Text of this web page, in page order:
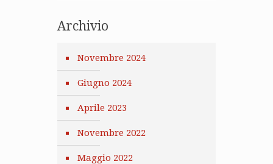
Archivio
Novembre 2024
Giugno 2024
Aprile 2023
Novembre 2022
Maggio 2022